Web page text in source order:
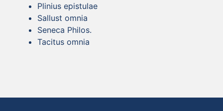
Plinius epistulae
Sallust omnia
Seneca Philos.
Tacitus omnia